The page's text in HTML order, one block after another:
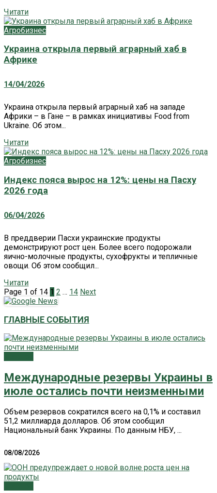
Читати
Агробизнес
Украина открыла первый аграрный хаб в
Африке
14/04/2026
Украина открыла первый аграрный хаб на западе
Африки – в Гане – в рамках инициативы Food from
Ukraine. Об этом...
Читати
Агробизнес
Индекс пояса вырос на 12%: цены на Пасху
2026 года
06/04/2026
В преддверии Пасхи украинские продукты
демонстрируют рост цен. Более всего подорожали
яично-молочные продукты, сухофрукты и тепличные
овощи. Об этом сообщил...
Читати
Page 1 of 14 1 2 … 14 Next
ГЛАВНЫЕ СОБЫТИЯ
Международные резервы Украины в
июле остались почти неизменными
Объем резервов сократился всего на 0,1% и составил
51,2 миллиарда долларов. Об этом сообщил
Национальный банк Украины. По данным НБУ, ...
08/08/2026